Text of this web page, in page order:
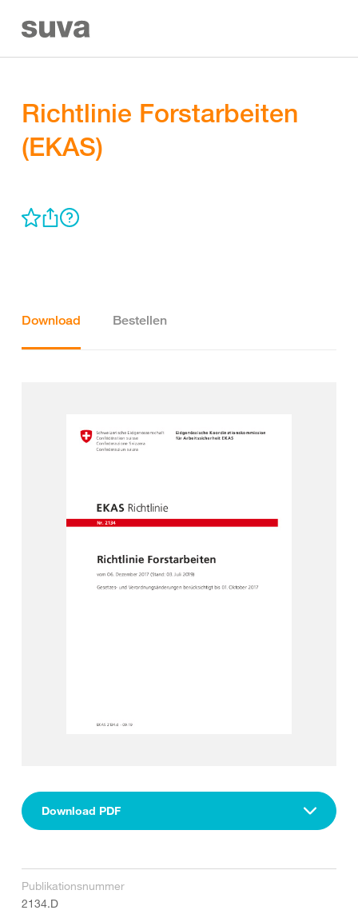
Richtlinie Forstarbeiten
(EKAS)
Download Bestellen
Download PDF
Publikationsnummer
2134.D